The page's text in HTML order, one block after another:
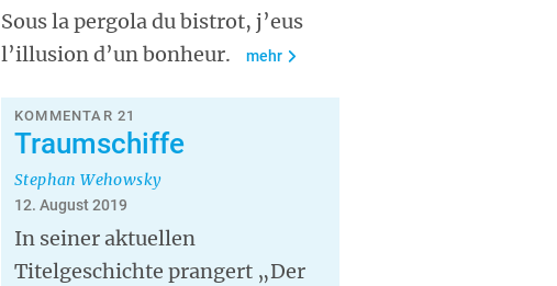
Sous la pergola du bistrot, j’eus
l’illusion d’un bonheur.
mehr
KOMMENTAR 21
Traumschiffe
Stephan Wehowsky
12. August 2019
In seiner aktuellen
Titelgeschichte prangert „Der